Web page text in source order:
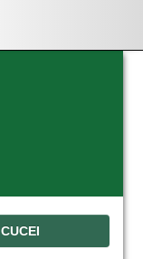
CUCEI